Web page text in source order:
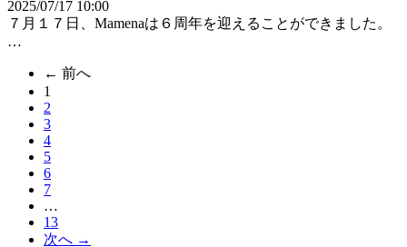
2025/07/17 10:00
７月１７日、Mamenaは６周年を迎えることができました。
…
← 前へ
1
の
ペ
ー
ジ）
2
3
4
5
6
7
…
13
次へ →